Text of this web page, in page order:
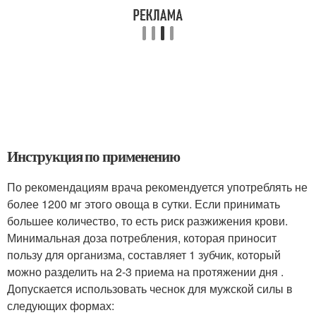
Инструкция по применению
По рекомендациям врача рекомендуется употреблять не
более 1200 мг этого овоща в сутки. Если принимать
большее количество, то есть риск разжижения крови.
Минимальная доза потребления, которая приносит
пользу для организма, составляет 1 зубчик, который
можно разделить на 2-3 приема на протяжении дня .
Допускается использовать чеснок для мужской силы в
следующих формах: